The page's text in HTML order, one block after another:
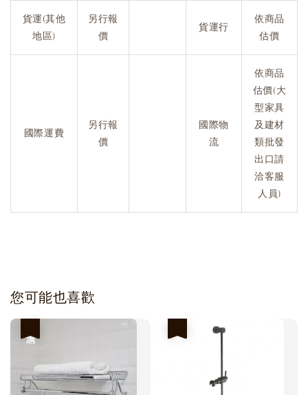
貨運(其他
地區)
另行報
價
貨運行
依商品
估價
國際運費
另行報
價
國際物
流
依商品
估價(大
型家具
及建材
類批發
出口請
洽客服
人員)
您可能也喜歡